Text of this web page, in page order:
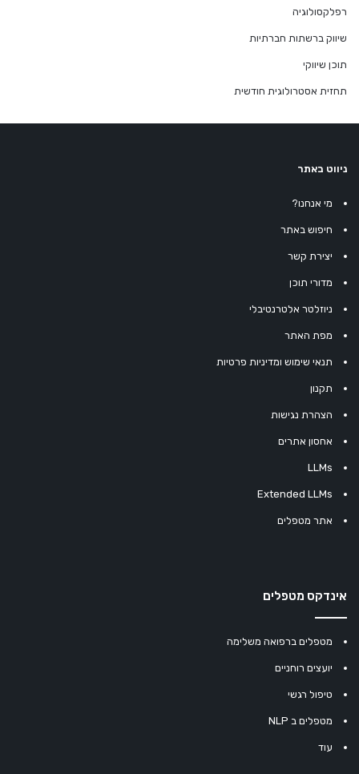
רפלקסולוגיה
שיווק ברשתות חברתיות
תוכן שיווקי
תחזית אסטרולוגית חודשית
ניווט באתר
מי אנחנו?
חיפוש באתר
יצירת קשר
מדורי תוכן
ניוזלטר אלטרנטיבלי
מפת האתר
תנאי שימוש ומדיניות פרטיות
תקנון
הצהרת נגישות
אחסון אתרים
LLMs
Extended LLMs
אתר מטפלים
אינדקס מטפלים
מטפלים ברפואה משלימה
יועצים רוחניים
טיפול רגשי
מטפלים ב NLP
עוד